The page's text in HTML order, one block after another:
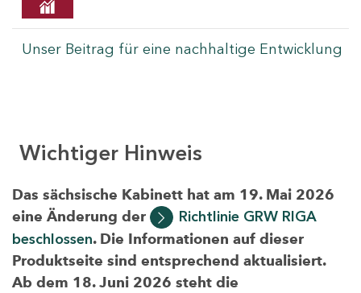
Unser Beitrag für eine nachhaltige Entwicklung
Wichtiger Hinweis
Das sächsische Kabinett hat am 19. Mai 2026
eine Änderung der
Richtlinie GRW RIGA
beschlossen. Die Informationen auf dieser
Produktseite sind entsprechend aktualisiert.
Ab dem 18. Juni 2026 steht die